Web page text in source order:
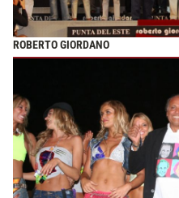
ROBERTO GIORDANO